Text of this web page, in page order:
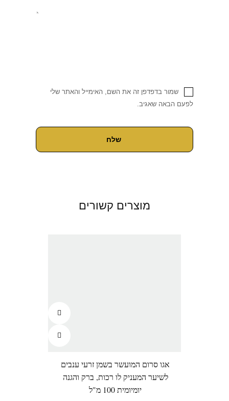
שמור בדפדפן זה את השם, האימייל והאתר שלי
לפעם הבאה שאגיב.
מוצרים קשורים
אגו סרום המועשר בשמן זרעי ענבים
לשיער המעניק לו רכות, ברק והגנה
יומיומית 100 מ"ל